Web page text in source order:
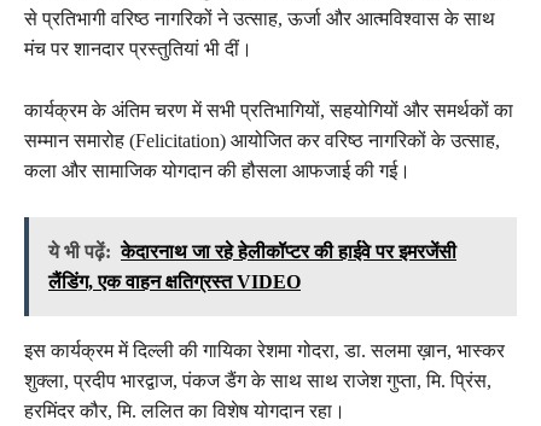
से प्रतिभागी वरिष्ठ नागरिकों ने उत्साह, ऊर्जा और आत्मविश्वास के साथ
मंच पर शानदार प्रस्तुतियां भी दीं।
कार्यक्रम के अंतिम चरण में सभी प्रतिभागियों, सहयोगियों और समर्थकों का
सम्मान समारोह (Felicitation) आयोजित कर वरिष्ठ नागरिकों के उत्साह,
कला और सामाजिक योगदान की हौसला आफजाई की गई।
ये भी पढ़ें: केदारनाथ जा रहे हेलीकॉप्टर की हाईवे पर इमरजेंसी
लैंडिंग, एक वाहन क्षतिग्रस्त VIDEO
इस कार्यक्रम में दिल्ली की गायिका रेशमा गोदरा, डा. सलमा ख़ान, भास्कर
शुक्ला, प्रदीप भारद्वाज, पंकज डैंग के साथ साथ राजेश गुप्ता, मि. प्रिंस,
हरमिंदर कौर, मि. ललित का विशेष योगदान रहा।